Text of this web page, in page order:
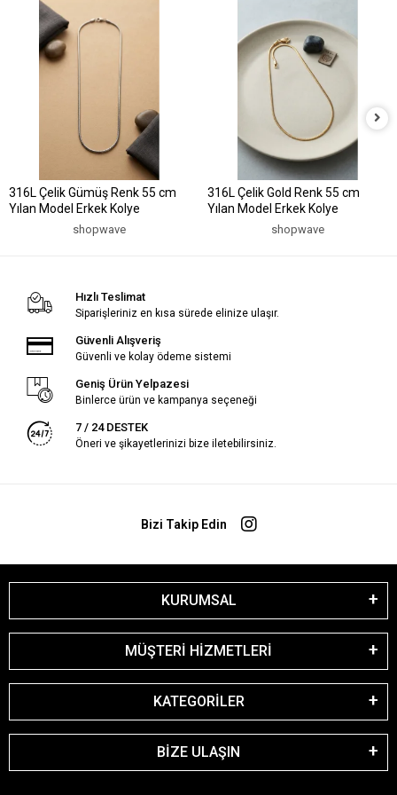
316L Çelik Gümüş Renk 55 cm
Yılan Model Erkek Kolye
shopwave
316L Çelik Gold Renk 55 cm
Yılan Model Erkek Kolye
shopwave
Hızlı Teslimat
Siparişleriniz en kısa sürede elinize ulaşır.
Güvenli Alışveriş
Güvenli ve kolay ödeme sistemi
Geniş Ürün Yelpazesi
Binlerce ürün ve kampanya seçeneği
7 / 24 DESTEK
Öneri ve şikayetlerinizi bize iletebilirsiniz.
Bizi Takip Edin
KURUMSAL
MÜŞTERİ HİZMETLERİ
KATEGORİLER
BİZE ULAŞIN